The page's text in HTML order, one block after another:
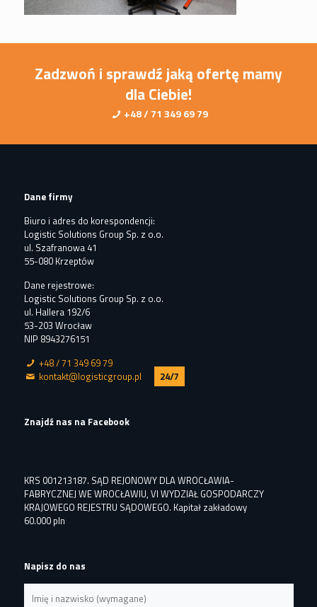
Zadzwoń i sprawdź jaką ofertę mamy
dla Ciebie!
+48 / 71 349 69 79
Dane firmy
Biuro i adres do korespondencji:
Logistic Solutions Group Sp. z o.o.
ul. Szafranowa 41
55-080 Krzeptów
Dane rejestrowe:
Logistic Solutions Group Sp. z o.o.
ul. Hallera 192/6
53-203 Wrocław
NIP 8943276151
+48 / 71 349 69 79
kontakt@logisticgroup.pl
24/7
Znajdź nas na Facebook
KRS 001213187. SĄD REJONOWY DLA WROCŁAWIA-
FABRYCZNEJ WE WROCŁAWIU, VI WYDZIAŁ GOSPODARCZY
KRAJOWEGO REJESTRU SĄDOWEGO. Kapitał zakładowy
60.000 pln
Napisz do nas